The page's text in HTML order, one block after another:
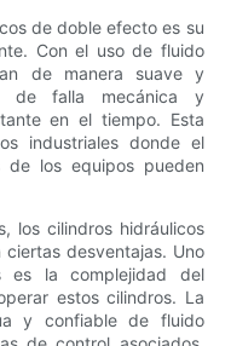
de doble efecto es su
Con el uso de fluido
de manera suave y
de falla mecánica y
en el tiempo. Esta
industriales donde el
los equipos pueden
los cilindros hidráulicos
desventajas. Uno
es la complejidad del
estos cilindros. La
y confiable de fluido